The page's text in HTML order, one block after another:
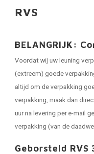
RVS
BELANGRIJK:
Voordat wij uw leuning
(extreem) goede
altijd om de verpakking
verpakking, maak dan
uur na levering per e-mail
verpakking (van de
Geborsteld RVS